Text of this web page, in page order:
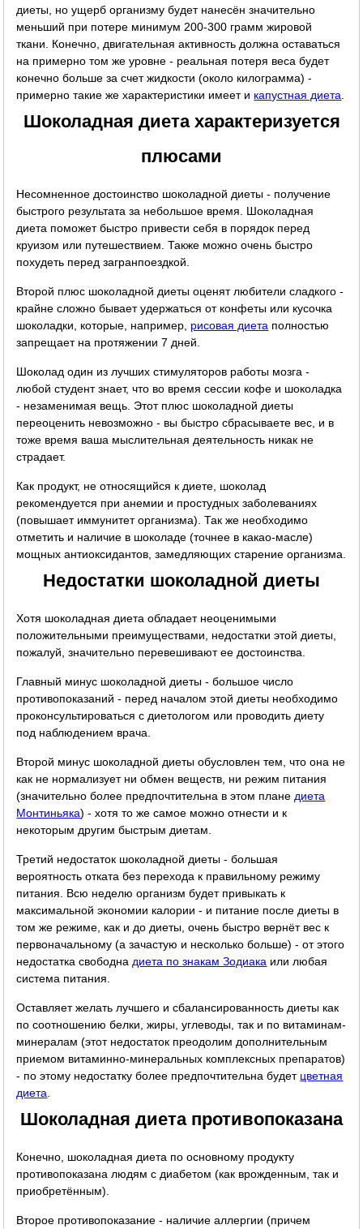
диеты, но ущерб организму будет нанесён значительно
меньший при потере минимум 200-300 грамм жировой
ткани. Конечно, двигательная активность должна оставаться
на примерно том же уровне - реальная потеря веса будет
конечно больше за счет жидкости (около килограмма) -
примерно такие же характеристики имеет и капустная диета
Шоколадная диета характеризуется
плюсами
Несомненное достоинство шоколадной диеты - получение
быстрого результата за небольшое время. Шоколадная
диета поможет быстро привести себя в порядок перед
круизом или путешествием. Также можно очень быстро
похудеть перед загранпоездкой.
Второй плюс шоколадной диеты оценят любители сладкого -
крайне сложно бывает удержаться от конфеты или кусочка
шоколадки, которые, например, рисовая диета полностью
запрещает на протяжении 7 дней.
Шоколад один из лучших стимуляторов работы мозга -
любой студент знает, что во время сессии кофе и шоколадка
- незаменимая вещь. Этот плюс шоколадной диеты
переоценить невозможно - вы быстро сбрасываете вес, и в
тоже время ваша мыслительная деятельность никак не
страдает.
Как продукт, не относящийся к диете, шоколад
рекомендуется при анемии и простудных заболеваниях
(повышает иммунитет организма). Так же необходимо
отметить и наличие в шоколаде (точнее в какао-масле)
мощных антиоксидантов, замедляющих старение организма.
Недостатки шоколадной диеты
Хотя шоколадная диета обладает неоценимыми
положительными преимуществами, недостатки этой диеты,
пожалуй, значительно перевешивают ее достоинства.
Главный минус шоколадной диеты - большое число
противопоказаний - перед началом этой диеты необходимо
проконсультироваться с диетологом или проводить диету
под наблюдением врача.
Второй минус шоколадной диеты обусловлен тем, что она не
как не нормализует ни обмен веществ, ни режим питания
(значительно более предпочтительна в этом плане диета
Монтиньяка) - хотя то же самое можно отнести и к
некоторым другим быстрым диетам.
Третий недостаток шоколадной диеты - большая
вероятность отката без перехода к правильному режиму
питания. Всю неделю организм будет привыкать к
максимальной экономии калории - и питание после диеты в
том же режиме, как и до диеты, очень быстро вернёт вес к
первоначальному (а зачастую и несколько больше) - от этого
недостатка свободна диета по знакам Зодиака или любая
система питания.
Оставляет желать лучшего и сбалансированность диеты как
по соотношению белки, жиры, углеводы, так и по витаминам-
минералам (этот недостаток преодолим дополнительным
приемом витаминно-минеральных комплексных препаратов)
- по этому недостатку более предпочтительна будет цветная
диета
Шоколадная диета противопоказана
Конечно, шоколадная диета по основному продукту
противопоказана людям с диабетом (как врожденным, так и
приобретённым).
Второе противопоказание - наличие аллергии (причем